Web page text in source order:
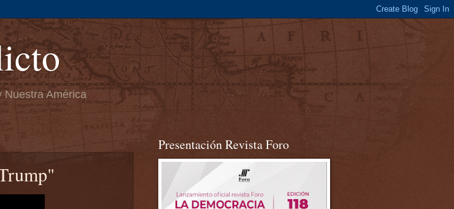
Nuestra América
Presentación Revista Foro